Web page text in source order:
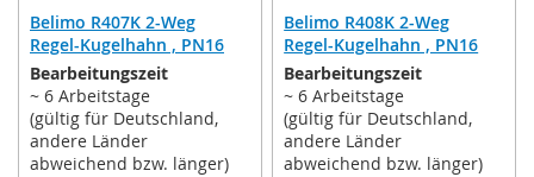
Belimo R407K 2-Weg
Regel-Kugelhahn , PN16
Bearbeitungszeit
~ 6 Arbeitstage
(gültig für Deutschland,
andere Länder
abweichend bzw. länger)
Belimo R408K 2-Weg
Regel-Kugelhahn , PN16
Bearbeitungszeit
~ 6 Arbeitstage
(gültig für Deutschland,
andere Länder
abweichend bzw. länger)